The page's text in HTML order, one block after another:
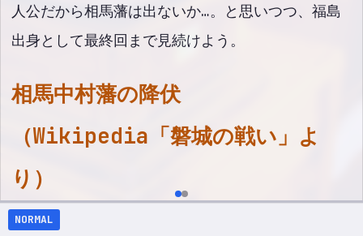
人公だから相馬藩は出ないか…。と思いつつ、福島
出身として最終回まで見続けよう。
相馬中村藩の降伏
（Wikipedia「磐城の戦い」よ
り）
NORMAL